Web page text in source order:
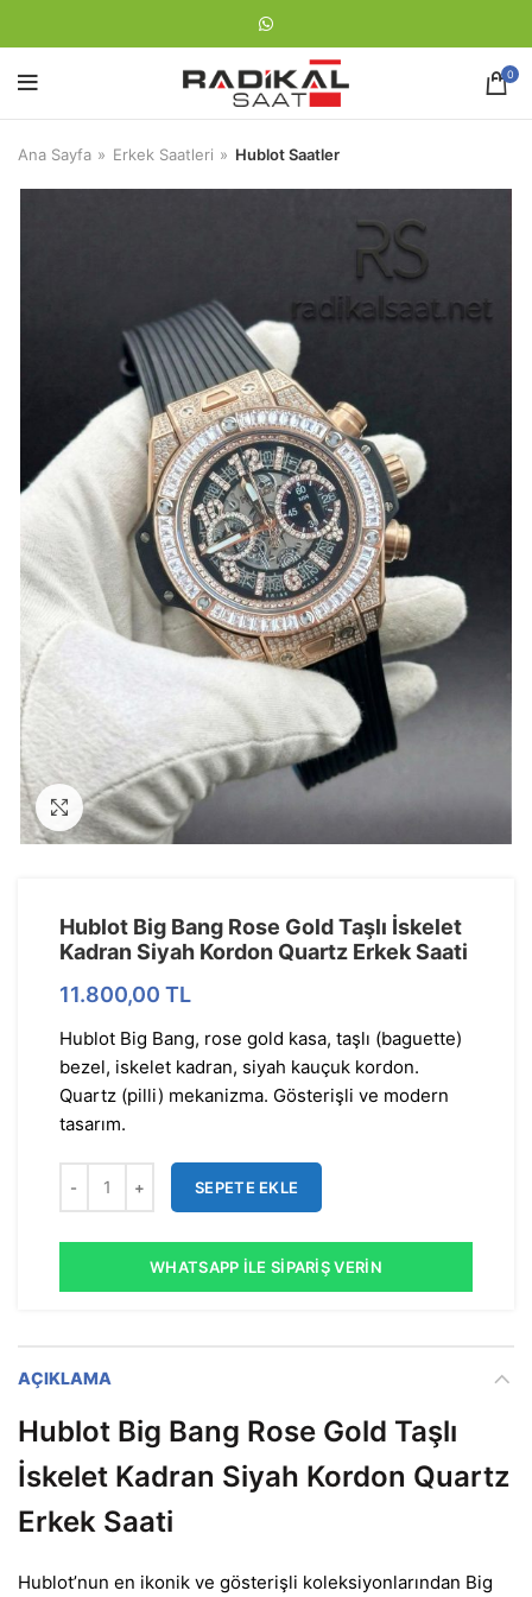
0
Ana Sayfa Erkek Saatleri Hublot Saatler
Görseli Büyütün
Hublot Big Bang Rose Gold Taşlı İskelet
Kadran Siyah Kordon Quartz Erkek Saati
11.800,00 TL
Hublot Big Bang, rose gold kasa, taşlı (baguette)
bezel, iskelet kadran, siyah kauçuk kordon.
Quartz (pilli) mekanizma. Gösterişli ve modern
tasarım.
SEPETE EKLE
WHATSAPP İLE SIPARIŞ VERIN
AÇIKLAMA
Hublot Big Bang Rose Gold Taşlı
İskelet Kadran Siyah Kordon Quartz
Erkek Saati
Hublot’nun en ikonik ve gösterişli koleksiyonlarından Big